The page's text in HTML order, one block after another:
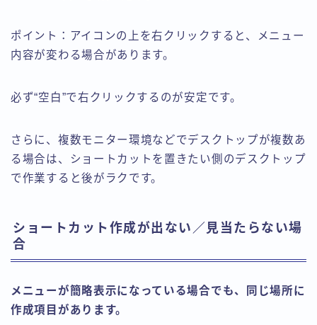
ポイント：アイコンの上を右クリックすると、メニュー
内容が変わる場合があります。
必ず“空白”で右クリックするのが安定です。
さらに、複数モニター環境などでデスクトップが複数あ
る場合は、ショートカットを置きたい側のデスクトップ
で作業すると後がラクです。
ショートカット作成が出ない／見当たらない場
合
メニューが簡略表示になっている場合でも、同じ場所に
作成項目があります。